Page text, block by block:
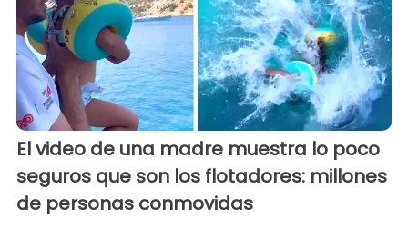
El video de una madre muestra lo poco
seguros que son los flotadores: millones
de personas conmovidas